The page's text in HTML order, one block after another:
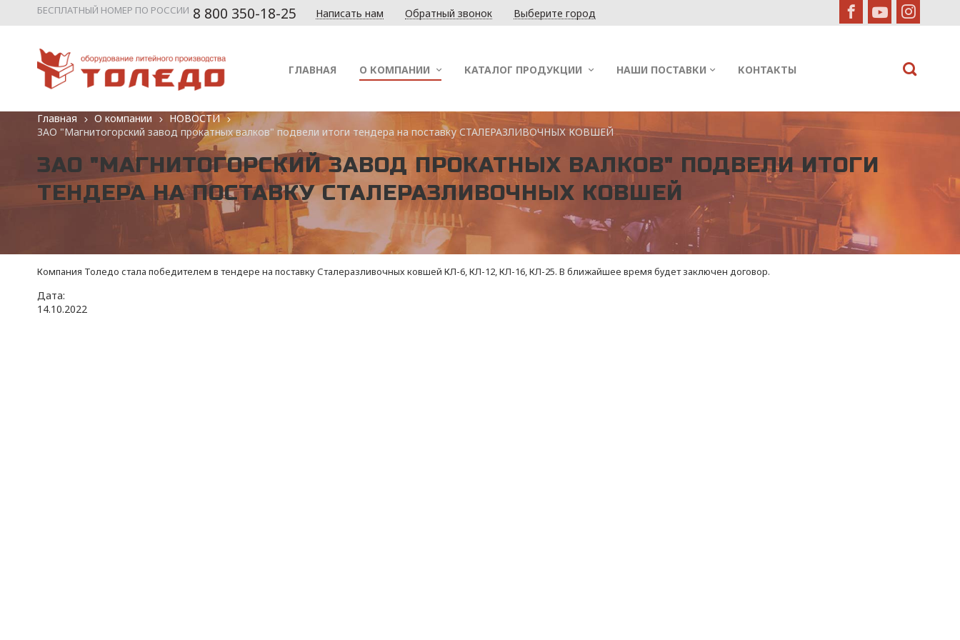
БЕСПЛАТНЫЙ НОМЕР ПО РОССИИ 8 800 350-18-25 Написать нам Обратный звонок Выберите город
ГЛАВНАЯ О КОМПАНИИ КАТАЛОГ ПРОДУКЦИИ НАШИ ПОСТАВКИ КОНТАКТЫ
Главная О компании
НОВОСТИ
ЗАО "Магнитогорский завод прокатных валков" подвели итоги тендера на поставку СТАЛЕРАЗЛИВОЧНЫХ КОВШЕЙ
ЗАО "МАГНИТОГОРСКИЙ ЗАВОД ПРОКАТНЫХ ВАЛКОВ" ПОДВЕЛИ ИТОГИ
ТЕНДЕРА НА ПОСТАВКУ СТАЛЕРАЗЛИВОЧНЫХ КОВШЕЙ
Компания Толедо стала победителем в тендере на поставку Сталеразливочных ковшей КЛ-6, КЛ-12, КЛ-16, КЛ-25. В ближайшее время будет заключен договор.
Дата:
14.10.2022